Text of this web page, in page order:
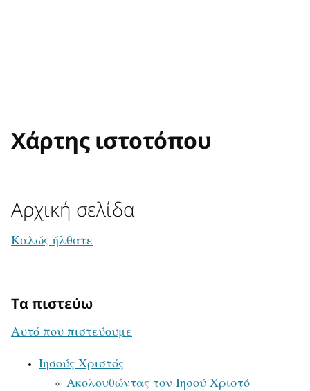
Χάρτης ιστοτόπου
Αρχική σελίδα
Καλώς ήλθατε
Τα πιστεύω
Αυτό που πιστεύουμε
Ιησούς Χριστός
Ακολουθώντας τον Ιησού Χριστό